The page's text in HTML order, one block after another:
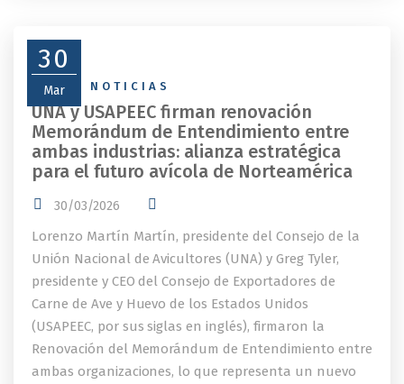
30
Mar
NEWS NOTICIAS
UNA y USAPEEC firman renovación
Memorándum de Entendimiento entre
ambas industrias: alianza estratégica
para el futuro avícola de Norteamérica
30/03/2026
Lorenzo Martín Martín, presidente del Consejo de la
Unión Nacional de Avicultores (UNA) y Greg Tyler,
presidente y CEO del Consejo de Exportadores de
Carne de Ave y Huevo de los Estados Unidos
(USAPEEC, por sus siglas en inglés), firmaron la
Renovación del Memorándum de Entendimiento entre
ambas organizaciones, lo que representa un nuevo